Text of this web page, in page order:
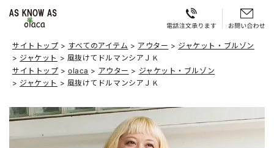
サイトトップ すべてのアイテム アウター
ジャケット・ブルゾン
ジャケット
風抜けてドルマンシアＪＫ
サイトトップ
olaca アウター
ジャケット・ブルゾン
ジャケット
風抜けてドルマンシアＪＫ